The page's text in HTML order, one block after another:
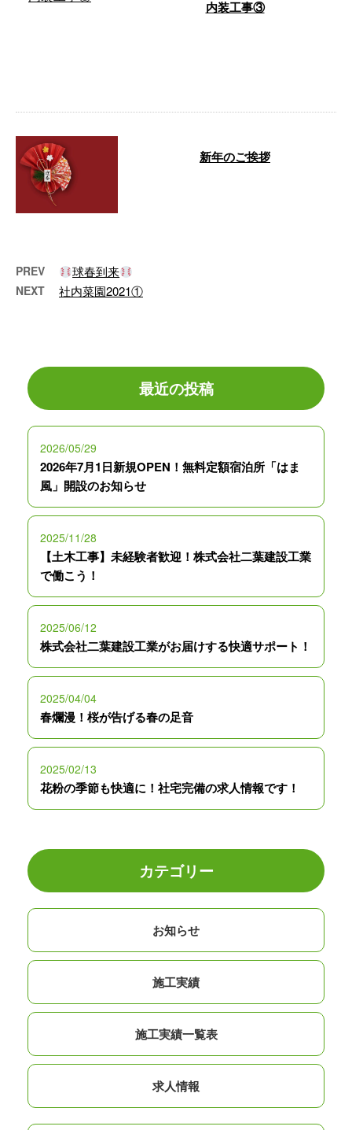
内装工事③
新年のご挨拶
PREV 球春到来
NEXT 社内菜園2021①
最近の投稿
2026/05/29
2026年7月1日新規OPEN！無料定額宿泊所「はま
風」開設のお知らせ
2025/11/28
【土木工事】未経験者歓迎！株式会社二葉建設工業
で働こう！
2025/06/12
株式会社二葉建設工業がお届けする快適サポート！
2025/04/04
春爛漫！桜が告げる春の足音
2025/02/13
花粉の季節も快適に！社宅完備の求人情報です！
カテゴリー
お知らせ
施工実績
施工実績一覧表
求人情報